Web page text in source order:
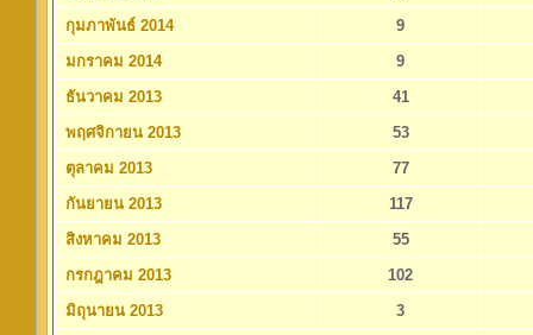
กุมภาพันธ์ 2014
9
มกราคม 2014
9
ธันวาคม 2013
41
พฤศจิกายน 2013
53
ตุลาคม 2013
77
กันยายน 2013
117
สิงหาคม 2013
55
กรกฎาคม 2013
102
มิถุนายน 2013
3